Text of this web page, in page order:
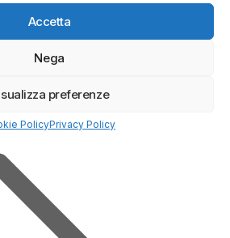
Accetta
Nega
preferenze
PolicyPrivacy Policy
Bancario Svizzero
100$